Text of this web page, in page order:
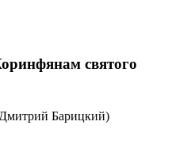
святого
Барицкий)